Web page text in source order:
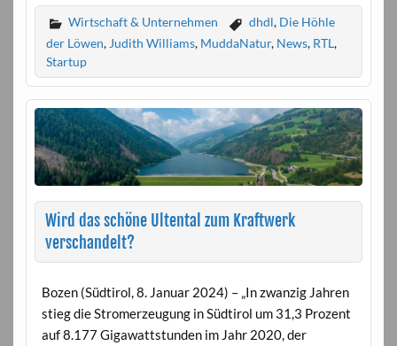
Wirtschaft & Unternehmen dhdl, Die Höhle
der Löwen, Judith Williams, MuddaNatur, News, RTL,
Startup
Wird das schöne Ultental zum Kraftwerk
verschandelt?
Bozen (Südtirol, 8. Januar 2024) – „In zwanzig Jahren
stieg die Stromerzeugung in Südtirol um 31,3 Prozent
auf 8.177 Gigawattstunden im Jahr 2020, der